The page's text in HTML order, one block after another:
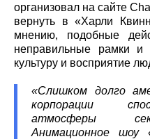
организовал на сайте
вернуть в «Харли
мнению, подобные
неправильные рамки и
культуру и восприятие
«Слишком долго
корпорации
атмосферы
Анимационное шоу